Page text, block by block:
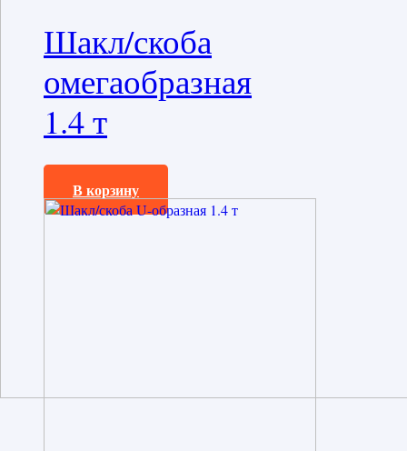
Шакл/скоба
омегаобразная
1.4 т
260,0₽
В корзину